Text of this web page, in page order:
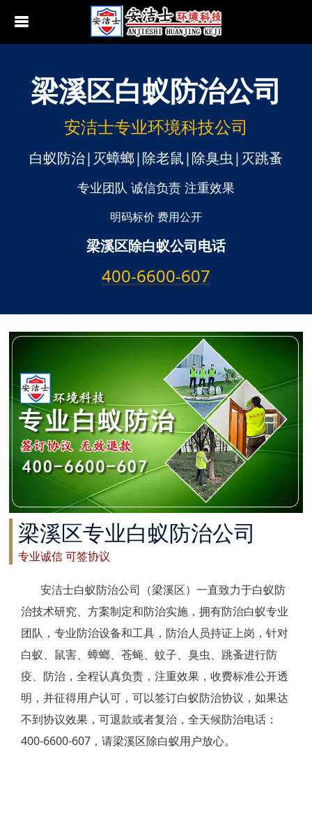
行业动态
南京白蚁防治
江阴白蚁防治
太仓白蚁防治
常州白蚁防治
溧阳白蚁防治
南通白蚁防治
如东白蚁防治
如皋白蚁防治
海安白蚁防治
泰州白蚁防治
兴化白蚁防治
靖江白蚁防治
泰兴白蚁防治
扬州白蚁防治
宝应白蚁防治
梁溪区白蚁防治公司
安洁士专业环境科技公司
白蚁防治|灭蟑螂|除老鼠|除臭虫|灭跳蚤
专业团队 诚信负责 注重效果
明码标价 费用公开
梁溪区除白蚁公司电话
400-6600-607
梁溪区专业白蚁防治公司
专业诚信 可签协议
安洁士白蚁防治公司（梁溪区）一直致力于白蚁防
治技术研究、方案制定和防治实施，拥有防治白蚁专业
团队，专业防治设备和工具，防治人员持证上岗，针对
白蚁、鼠害、蟑螂、苍蝇、蚊子、臭虫、跳蚤进行防
疫、防治，全程认真负责，注重效果，收费标准公开透
明，并征得用户认可，可以签订白蚁防治协议，如果达
不到协议效果，可退款或者复治，全天候防治电话：
400-6600-607，请梁溪区除白蚁用户放心。